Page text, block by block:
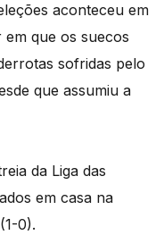
aconteceu em
que os suecos
sofridas pelo
que assumiu a
da Liga das
em casa na
0).